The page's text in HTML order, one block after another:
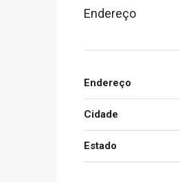
Endereço
Endereço
Cidade
Estado